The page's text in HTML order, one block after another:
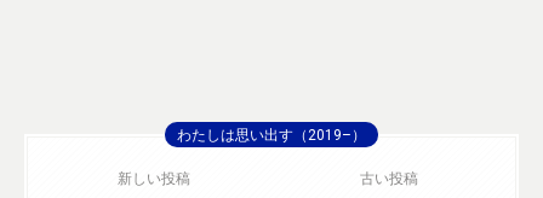
わたしは思い出す（2019–）
新しい投稿 古い投稿